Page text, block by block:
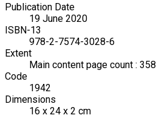
Publication Date
19 June 2020
ISBN-13
978-2-7574-3028-6
Extent
Main content page count : 358
Code
1942
Dimensions
16 x 24 x 2 cm